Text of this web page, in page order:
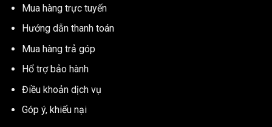
Mua hàng trực tuyến
Hướng dẫn thanh toán
Mua hàng trả góp
Hổ trợ bảo hành
Điều khoản dịch vụ
Góp ý, khiếu nại